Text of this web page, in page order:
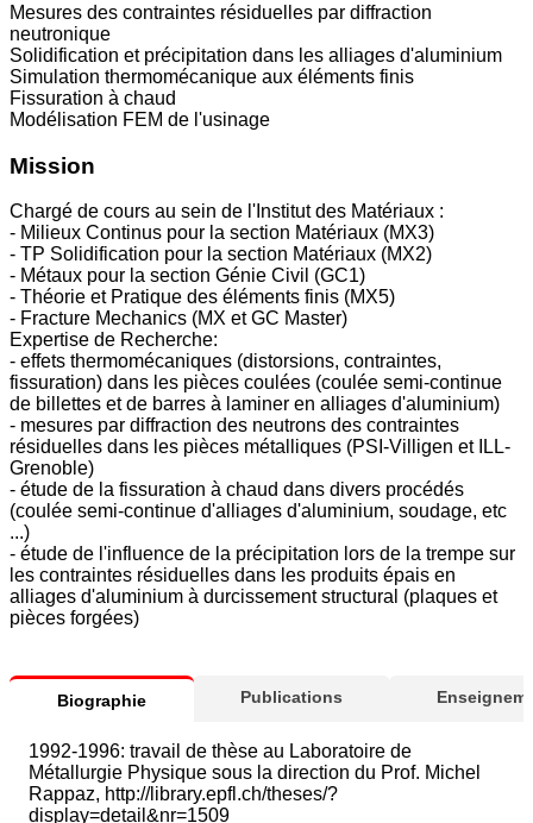
Mesures des contraintes résiduelles par diffraction
neutronique
Solidification et précipitation dans les alliages d'aluminium
Simulation thermomécanique aux éléments finis
Fissuration à chaud
Modélisation FEM de l'usinage
Mission
Chargé de cours au sein de l'Institut des Matériaux :
- Milieux Continus pour la section Matériaux (MX3)
- TP Solidification pour la section Matériaux (MX2)
- Métaux pour la section Génie Civil (GC1)
- Théorie et Pratique des éléments finis (MX5)
- Fracture Mechanics (MX et GC Master)
Expertise de Recherche:
- effets thermomécaniques (distorsions, contraintes,
fissuration) dans les pièces coulées (coulée semi-continue
de billettes et de barres à laminer en alliages d'aluminium)
- mesures par diffraction des neutrons des contraintes
résiduelles dans les pièces métalliques (PSI-Villigen et ILL-
Grenoble)
- étude de la fissuration à chaud dans divers procédés
(coulée semi-continue d'alliages d'aluminium, soudage, etc
...)
- étude de l'influence de la précipitation lors de la trempe sur
les contraintes résiduelles dans les produits épais en
alliages d'aluminium à durcissement structural (plaques et
pièces forgées)
Biographie Publications
1992-1996: travail de thèse au Laboratoire de
Métallurgie Physique sous la direction du Prof. Michel
Rappaz, http://library.epfl.ch/theses/?
display=detail&nr=1509